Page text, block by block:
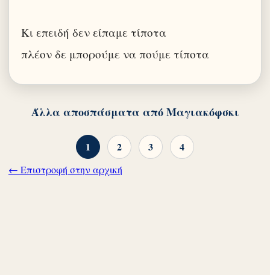
Κι επειδή δεν είπαμε τίποτα
πλέον δε μπορούμε να πούμε τίποτα
Άλλα αποσπάσματα από Μαγιακόφσκι
1 2 3 4
← Επιστροφή στην αρχική